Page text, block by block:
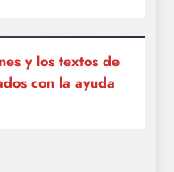
y los textos de
con la ayuda